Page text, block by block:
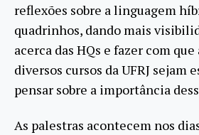
reflexões sobre a linguagem
quadrinhos, dando mais
acerca das HQs e fazer com
diversos cursos da UFRJ sejam
pensar sobre a importância
As palestras acontecem nos